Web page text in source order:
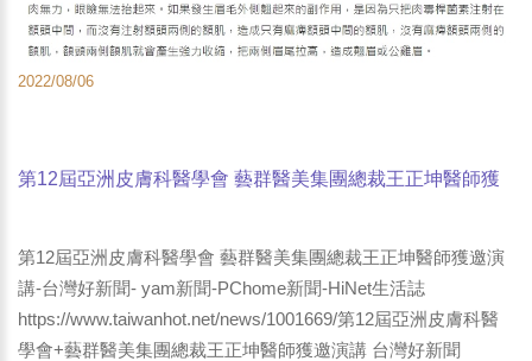
2022/08/06
第12屆亞洲皮膚科醫學會 藝群醫美集團總裁王正坤醫師獲
第12屆亞洲皮膚科醫學會 藝群醫美集團總裁王正坤醫師獲邀演
講-台灣好新聞- yam新聞-PChome新聞-HiNet生活誌
https://www.taiwanhot.net/news/1001669/第12屆亞洲皮膚科醫
學會+藝群醫美集團總裁王正坤醫師獲邀演講 台灣好新聞